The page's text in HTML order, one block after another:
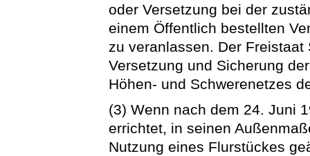
oder Versetzung bei der
einem Öffentlich bestellten
zu veranlassen. Der
Versetzung und Sicherung
Höhen- und Schwerenetzes
(3) Wenn nach dem 24. Juni
errichtet, in seinen
Nutzung eines Flurstückes